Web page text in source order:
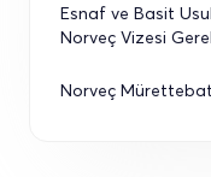
Esnaf ve Basit
Norveç Vizesi
Norveç